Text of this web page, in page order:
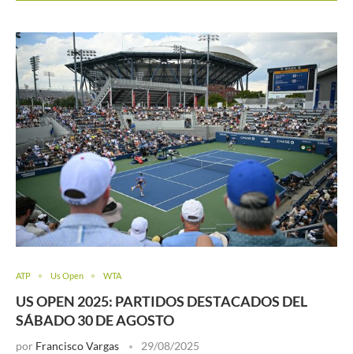
ATP Us Open WTA
US OPEN 2025: PARTIDOS DESTACADOS DEL
SÁBADO 30 DE AGOSTO
por Francisco Vargas 29/08/2025